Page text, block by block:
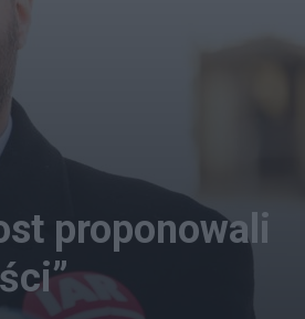
proponowali